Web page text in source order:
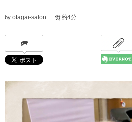
by otagai-salon 約4分